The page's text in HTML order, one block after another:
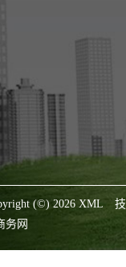
(©) 2026 XML
技
务网